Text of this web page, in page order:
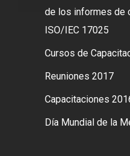
de los informes de
ISO/IEC 17025
Cursos de
Reuniones 2017
Capacitaciones
Día Mundial de la